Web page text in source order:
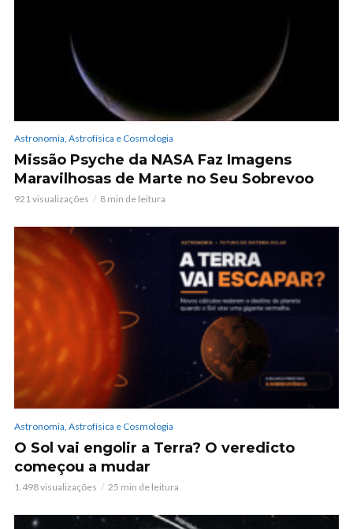
Astronomia, Astrofísica e Cosmologia
Missão Psyche da NASA Faz Imagens
Maravilhosas de Marte no Seu Sobrevoo
921 visualizações 8 min de leitura
Astronomia, Astrofísica e Cosmologia
O Sol vai engolir a Terra? O veredicto
começou a mudar
1.498 visualizações 25 min de leitura